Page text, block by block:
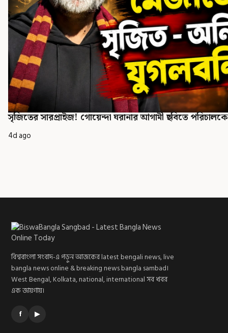
সৃজিতের সারপ্রাইজ! গোয়েন্দা ঘরানার আগামী ছবিতে
4d ago
বিশ্ববাংলা সংবাদ-এ পড়ুন আজকের latest bengali news, live
bangla news online & breaking news bangla sambad।
West Bengal, Kolkata, national, international সব খবর
এক জায়গায়।
f ▶